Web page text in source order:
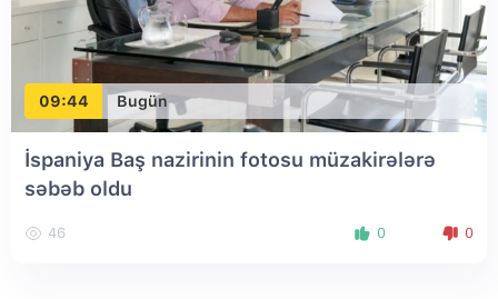
09:44 Bugün
İspaniya Baş nazirinin fotosu müzakirələrə
səbəb oldu
46 0 0